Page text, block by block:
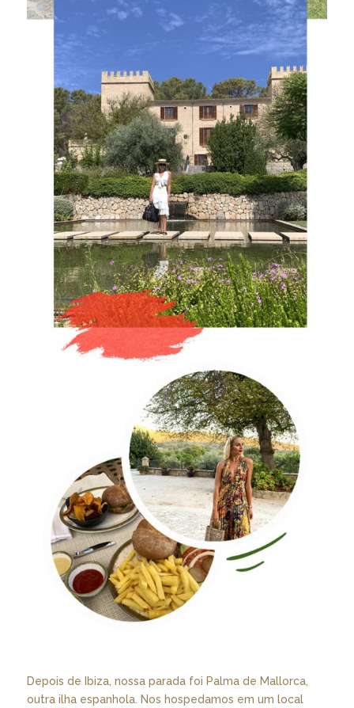
Depois de Ibiza, nossa parada foi Palma de Mallorca,
outra ilha espanhola. Nos hospedamos em um local